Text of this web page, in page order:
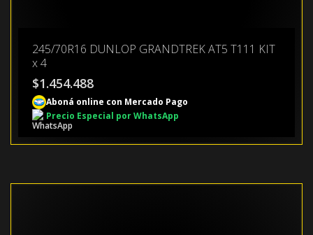
245/70R16 DUNLOP GRANDTREK AT5 T111 KIT
x 4
$1.454.488
Aboná online con Mercado Pago
Precio Especial por WhatsApp